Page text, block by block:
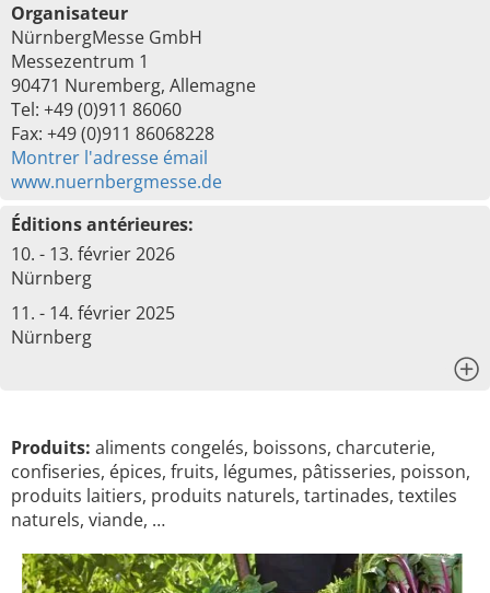
Organisateur
NürnbergMesse GmbH
Messezentrum 1
90471 Nuremberg, Allemagne
Tel: +49 (0)911 86060
Fax: +49 (0)911 86068228
Montrer l'adresse émail
www.nuernbergmesse.de
Éditions antérieures:
10. - 13. février 2026
Nürnberg
11. - 14. février 2025
Nürnberg
Produits: aliments congelés, boissons, charcuterie,
confiseries, épices, fruits, légumes, pâtisseries, poisson,
produits laitiers, produits naturels, tartinades, textiles
naturels, viande, …